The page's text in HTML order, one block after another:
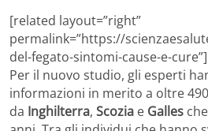
[related layout=”right”
permalink=”https://
del-fegato-sintomi-cause-e-
Per il nuovo studio, gli esperti
informazioni in merito a oltre
da Inghilterra, Scozia e Galles